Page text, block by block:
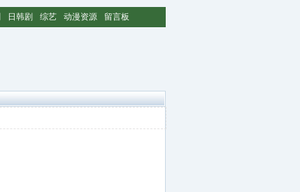
日韩剧 综艺 动漫资源 留言板